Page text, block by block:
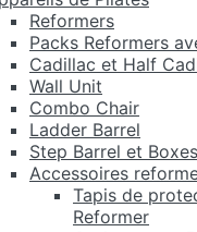
Reformers
Packs Reformers
Cadillac et Half
Wall Unit
Combo Chair
Ladder Barrel
Step Barrel et Boxes
Accessoires
Tapis de
Reformer